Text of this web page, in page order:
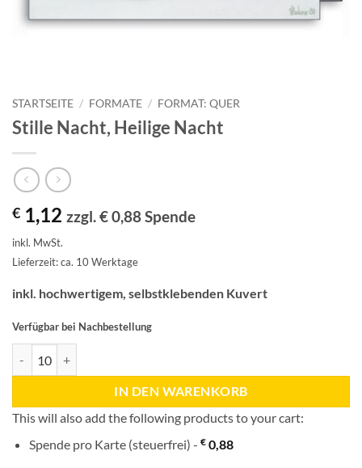
STARTSEITE / FORMATE / FORMAT: QUER
Stille Nacht, Heilige Nacht
€ 1,12 zzgl. € 0,88 Spende
inkl. MwSt.
Lieferzeit: ca. 10 Werktage
inkl. hochwertigem, selbstklebenden Kuvert
Verfügbar bei Nachbestellung
IN DEN WARENKORB
This will also add the following products to your cart:
Spende pro Karte (steuerfrei) - €0,88